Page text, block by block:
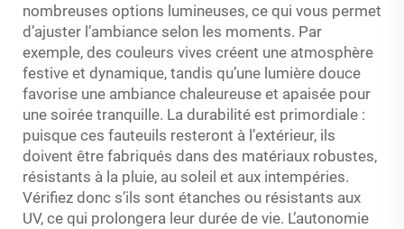
nombreuses options lumineuses, ce qui vous permet
d’ajuster l’ambiance selon les moments. Par
exemple, des couleurs vives créent une atmosphère
festive et dynamique, tandis qu’une lumière douce
favorise une ambiance chaleureuse et apaisée pour
une soirée tranquille. La durabilité est primordiale :
puisque ces fauteuils resteront à l’extérieur, ils
doivent être fabriqués dans des matériaux robustes,
résistants à la pluie, au soleil et aux intempéries.
Vérifiez donc s’ils sont étanches ou résistants aux
UV, ce qui prolongera leur durée de vie. L’autonomie